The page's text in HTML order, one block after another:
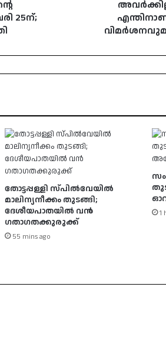
25ന്;
തോട്ടപ്പള്ളി സ്പില്‍വേയിൽ
മാലിന്യനീക്കം തുടങ്ങി;
ദേശീയപാതയിൽ വൻ
ഗതാഗതക്കുരുക്ക്
55 mins ago
1